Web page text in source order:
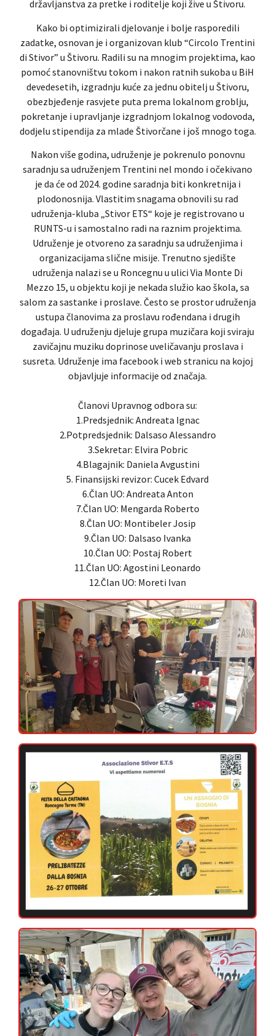
državljanstva za pretke i roditelje koji žive u Štivoru.
Kako bi optimizirali djelovanje i bolje rasporedili
zadatke, osnovan je i organizovan klub “Circolo Trentini
di Stivor” u Štivoru. Radili su na mnogim projektima, kao
pomoć stanovništvu tokom i nakon ratnih sukoba u BiH
devedesetih, izgradnju kuće za jednu obitelj u Štivoru,
obezbjeđenje rasvjete puta prema lokalnom groblju,
pokretanje i upravljanje izgradnjom lokalnog vodovoda,
dodjelu stipendija za mlade Štivorčane i još mnogo toga.
Nakon više godina, udruženje je pokrenulo ponovnu
saradnju sa udruženjem Trentini nel mondo i očekivano
je da će od 2024. godine saradnja biti konkretnija i
plodonosnija. Vlastitim snagama obnovili su rad
udruženja-kluba „Stivor ETS“ koje je registrovano u
RUNTS-u i samostalno radi na raznim projektima.
Udruženje je otvoreno za saradnju sa udruženjima i
organizacijama slične misije. Trenutno sjedište
udruženja nalazi se u Roncegnu u ulici Via Monte Di
Mezzo 15, u objektu koji je nekada služio kao škola, sa
salom za sastanke i proslave. Često se prostor udruženja
ustupa članovima za proslavu rođendana i drugih
događaja. U udruženju djeluje grupa muzičara koji sviraju
zavičajnu muziku doprinose uveličavanju proslava i
susreta. Udruženje ima facebook i web stranicu na kojoj
objavljuje informacije od značaja.
Članovi Upravnog odbora su:
1.Predsjednik: Andreata Ignac
2.Potpredsjednik: Dalsaso Alessandro
3.Sekretar: Elvira Pobric
4.Blagajnik: Daniela Avgustini
5. Finansijski revizor: Cucek Edvard
6.Član UO: Andreata Anton
7.Član UO: Mengarda Roberto
8.Član UO: Montibeler Josip
9.Član UO: Dalsaso Ivanka
10.Član UO: Postaj Robert
11.Član UO: Agostini Leonardo
12.Član UO: Moreti Ivan